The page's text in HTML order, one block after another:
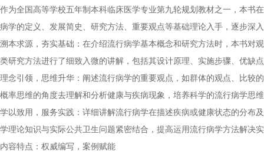
作为全国高等学校五年制本科临床医学专业第九轮规划教材之一，本书
病学的定义、发展简史、研究方法、重要观点等基础理论入手，逐步深
溯本求源，夯实基础：在介绍流行病学基本概念和研究方法时，本书对
类研究方法进行了细致入微的讲解，包括其设计原理、实施步骤、优缺
理念引领，思维升华：阐述流行病学的重要观点，如群体的观点、比较
概率思维的角度去理解和分析健康与疾病现象，培养科学的流行病学思
学以致用，服务实践：详细讲解流行病学在描述疾病或健康状态的分布
学理论知识与实际公共卫生问题紧密结合，提高运用流行病学方法解决
内容特点：权威编写，案例赋能